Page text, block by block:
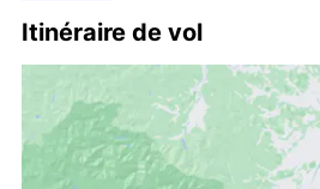
Itinéraire de vol